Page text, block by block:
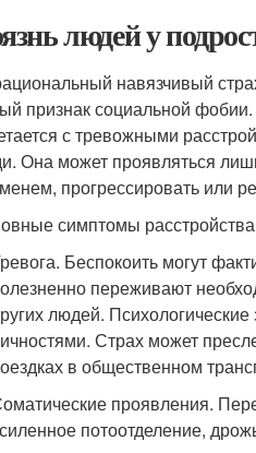
людей у
навязчивый
признак социальной
с тревожными
Она может проявляться
прогрессировать или
симптомы
Беспокоить могут
переживают
людей.
Страх может
в общественном
проявления.
потоотделение,